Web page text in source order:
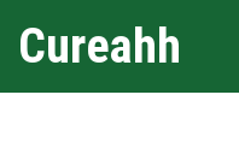
Cureahh